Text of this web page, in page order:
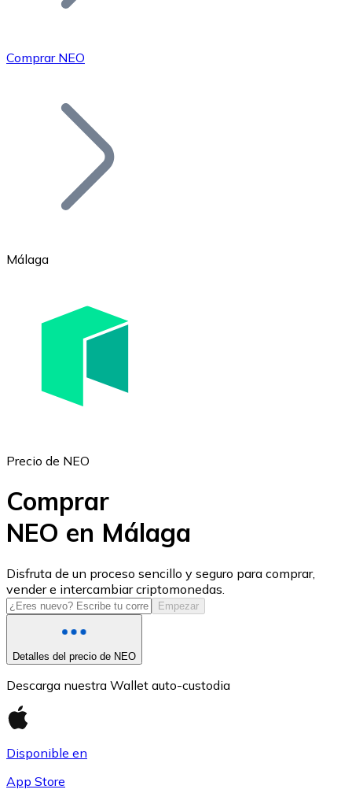
Bitcoin
Ethereum
USD Coin
USDC
Comprar NEO
Málaga
Precio de NEO
Comprar
NEO en Málaga
Disfruta de un proceso sencillo y seguro para comprar,
vender e intercambiar criptomonedas.
Empezar
Detalles del precio de NEO
Descarga nuestra Wallet auto-custodia
Disponible en
App Store